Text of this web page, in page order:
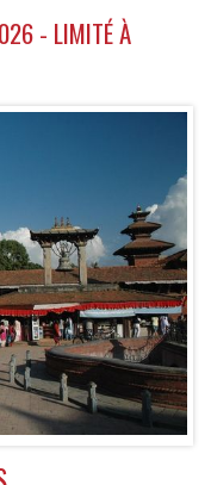
- LIMITÉ À